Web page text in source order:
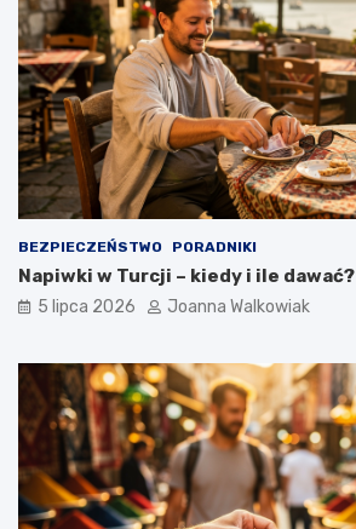
BEZPIECZEŃSTWO PORADNIKI
Napiwki w Turcji – kiedy i ile dawać?
5 lipca 2026 Joanna Walkowiak